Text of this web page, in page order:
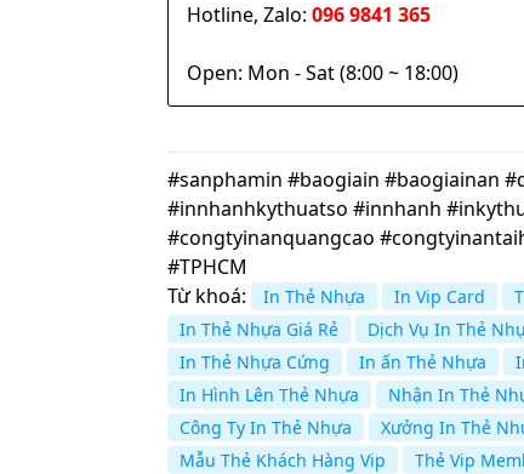
Hotline, Zalo: 096 9841 365
Open: Mon - Sat (8:00 ~ 18:00)
#sanphamin #baogiain #baogiainan
#innhanhkythuatso #innhanh
#congtyinanquangcao
#TPHCM
Từ khoá:
In Thẻ Nhựa In Vip Card
In Thẻ Nhựa Giá Rẻ
Dịch Vụ In Thẻ
In Thẻ Nhựa Cứng
In ấn Thẻ Nhựa
In Hình Lên Thẻ Nhựa
Nhận In Thẻ
Công Ty In Thẻ Nhựa
Xưởng In Thẻ
Mẫu Thẻ Khách Hàng Vip
Thẻ Vip